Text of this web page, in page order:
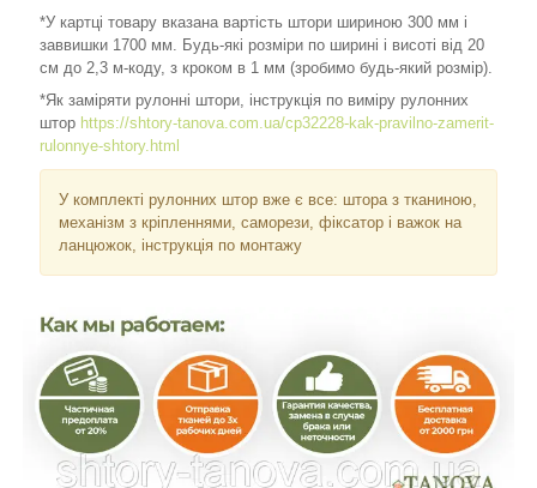
*У картці товару вказана вартість штори шириною 300 мм і
заввишки 1700 мм. Будь-які розміри по ширині і висоті від 20
см до 2,3 м-коду, з кроком в 1 мм (зробимо будь-який розмір).
*Як заміряти рулонні штори, інструкція по виміру рулонних
штор https://shtory-tanova.com.ua/cp32228-kak-pravilno-zamerit-
rulonnye-shtory.html
У комплекті рулонних штор вже є все: штора з тканиною,
механізм з кріпленнями, саморези, фіксатор і важок на
ланцюжок, інструкція по монтажу